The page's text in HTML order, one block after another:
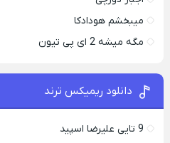
میبخشم هودادکا
مگه میشه 2 ای پی تیون
دانلود ریمیکس ترند
9 تایی علیرضا اسپید